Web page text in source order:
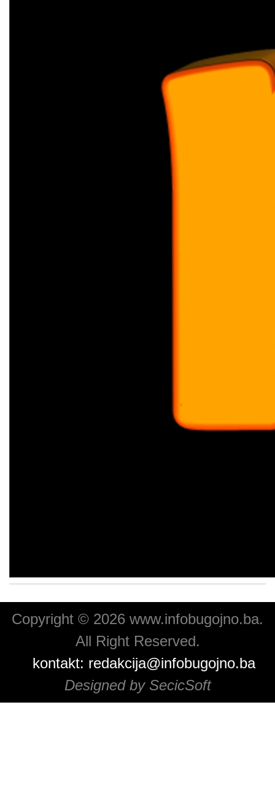
Copyright © 2026 www.infobugojno.ba.
All Right Reserved.
kontakt: redakcija@infobugojno.ba
Designed by SecicSoft